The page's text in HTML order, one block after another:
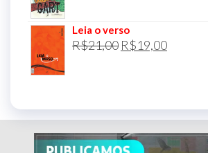
Leia o verso
R$21,00 O
R$19,00O